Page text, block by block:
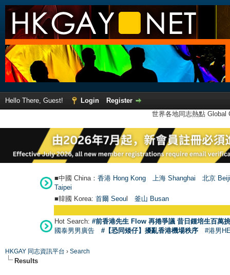
Hello There, Guest! Login
Register
世界各地同志熱點
■中國 China： 香港 Hong Kong 上海 Shanghai
北京
Taipei
■韓國 Korea: 首爾 Seoul 釜山 Busan
Hot Search: #前香港先生 Flow 再捲爭議 昔日鍾培生百萬
國泰男男廣告
#【恐同矮仔】擾亂香港機場秩序 #港男
HKGAY 同志資訊平台 › Search
Results